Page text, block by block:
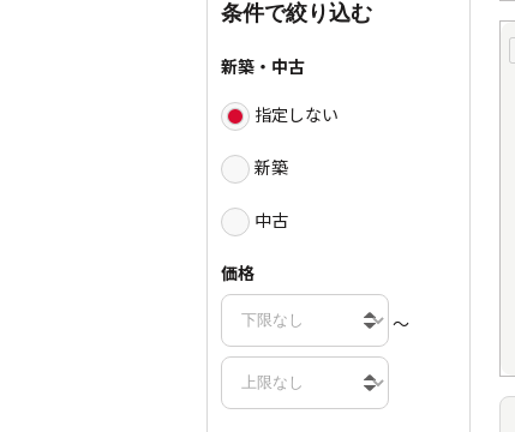
条件で絞り込む
新築・中古
指定しない
新築
中古
価格
～